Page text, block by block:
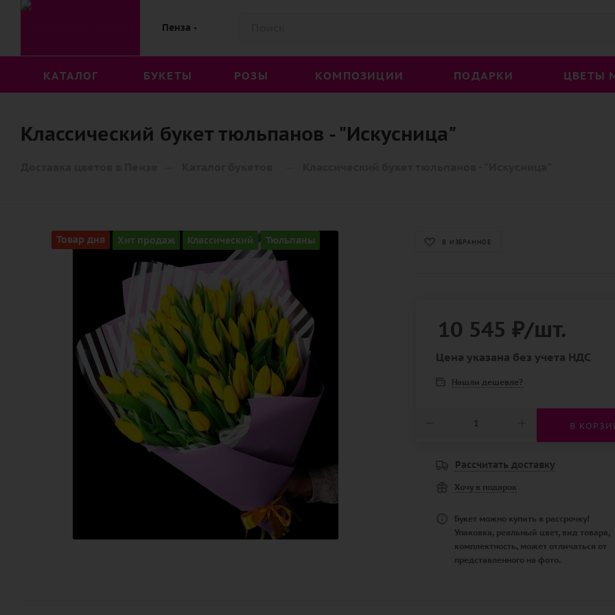
Пенза
КАТАЛОГ БУКЕТЫ РОЗЫ КОМПОЗИЦИИ ПОДАРКИ ЦВЕТЫ
Классический букет тюльпанов - "Искусница"
Товар дня Хит продаж Классический Тюльпаны В ИЗБРАННОЕ
10 545 ₽/шт.
Цена указана без учета НДС
Нашли дешевле?
В
Рассчитать доставку
Хочу в подарок
Букет можно купить в рассрочку!
Упаковка, реальный цвет, вид товара,
комплектность, может отличаться от
представленного на фото.